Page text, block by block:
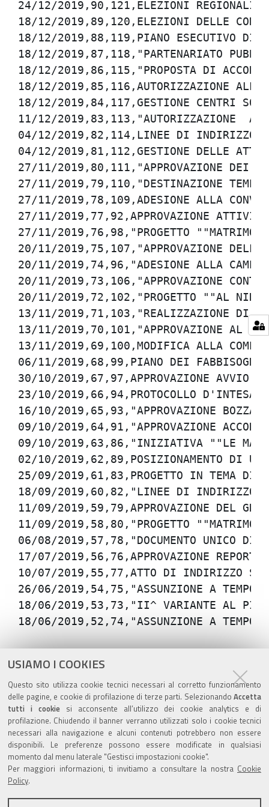
USIAMO I COOKIES
Questo sito utilizza cookie tecnici necessari al corretto funzionamento
delle pagine, e cookie di profilazione di terze parti. Selezionando Accetta
tutti i cookiesi acconsente all’utilizzo dei cookie analytics e di
profilazione. Chiudendo il banner verranno utilizzati solo i cookie tecnici
necessari alla navigazione e alcuni contenuti potrebbero non essere
disponibili. Le preferenze possono essere modificate in qualsiasi
momento dal menu laterale "Gestisci impostazioni cookie".
Per maggiori informazioni, ti invitiamo a consultare la nostra Cookie
Policy.
sul
documento
ultima modifica 07/01/2020
Valuta questo sito